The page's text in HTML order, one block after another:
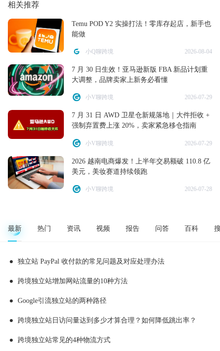
相关推荐
Temu POD Y2 实操打法！零库存起店，新手也
能做
小Q聊跨境 2026-08-04
7 月 30 日生效！亚马逊新版 FBA 新品计划重
大调整，品牌卖家上新务必看懂
小V聊跨境 2026-07-29
7 月 31 日 AWD 卫星仓新规落地｜大件拒收 +
强制弃置费上涨 20%，卖家紧急移仓指南
小V聊跨境 2026-07-29
2026 越南电商爆发！上半年交易额破 110.8 亿
美元，美妆赛道持续领跑
小V聊跨境 2026-07-28
最新 热门 资讯 视频 报告 问答 百科
独立站 PayPal 收付款的常见问题及对应处理办法
跨境独立站增加网站流量的10种方法
Google引流独立站的两种路径
跨境独立站日访问量达到多少才算合理？如何降低跳出率？
跨境独立站常见的4种物流方式